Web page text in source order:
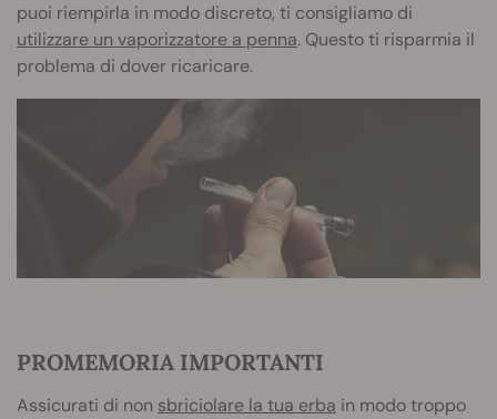
puoi riempirla in modo discreto, ti consigliamo di
utilizzare un vaporizzatore a penna. Questo ti risparmia il
problema di dover ricaricare.
PROMEMORIA IMPORTANTI
Assicurati di non sbriciolare la tua erba in modo troppo